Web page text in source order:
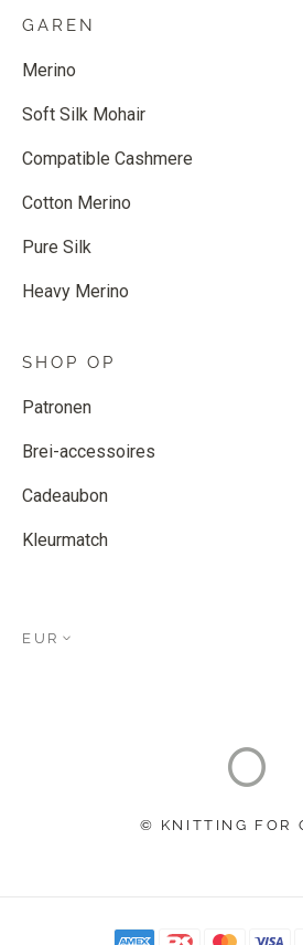
GAREN
Merino
Soft Silk Mohair
Compatible Cashmere
Cotton Merino
Pure Silk
Heavy Merino
SHOP OP
Patronen
Brei-accessoires
Cadeaubon
Kleurmatch
EUR
© KNITTING FOR